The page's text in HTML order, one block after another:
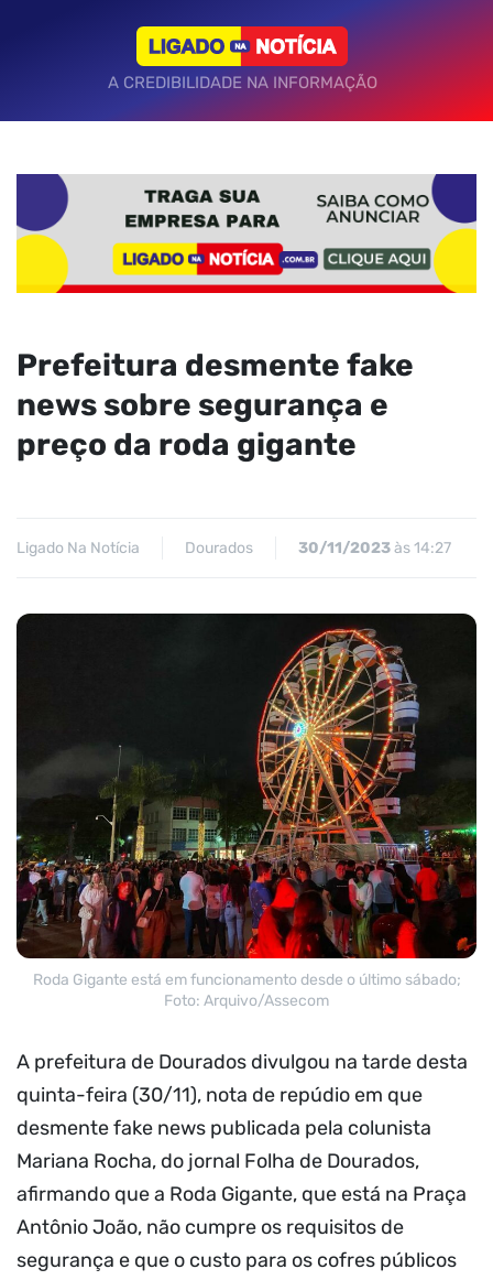
A CREDIBILIDADE NA INFORMAÇÃO
Prefeitura desmente fake
news sobre segurança e
preço da roda gigante
Ligado Na Notícia Dourados 30/11/2023às 14:27
Roda Gigante está em funcionamento desde o último sábado;
Foto: Arquivo/Assecom
A prefeitura de Dourados divulgou na tarde desta
quinta-feira (30/11), nota de repúdio em que
desmente fake news publicada pela colunista
Mariana Rocha, do jornal Folha de Dourados,
afirmando que a Roda Gigante, que está na Praça
Antônio João, não cumpre os requisitos de
segurança e que o custo para os cofres públicos